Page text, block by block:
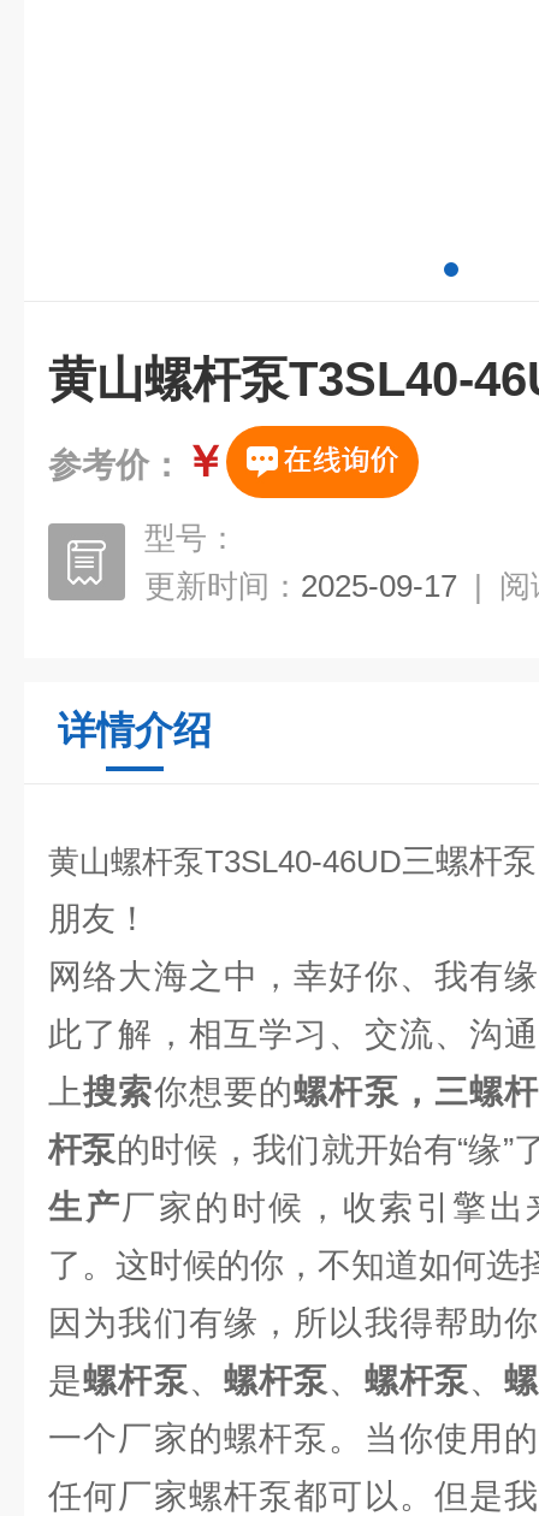
黄山螺杆泵T3SL40-
参考价： ￥
型号：
更新时间： 2025-09-17 | 阅
详情介绍
黄山螺杆泵T3SL40-46UD三螺杆泵
朋友！
网络大海之中，幸好你、我有
此了解，相互学习、交流、沟
上搜索你想要的螺杆泵，三螺
杆泵的时候，我们就开始有“缘”
生产厂家的时候，收索引擎
了。这时候的你，不知道如何选
因为我们有缘，所以我得帮助
是螺杆泵、 螺杆泵、 螺杆泵、
一个厂家的螺杆泵。当你使用
任何厂家螺杆泵都可以。但是